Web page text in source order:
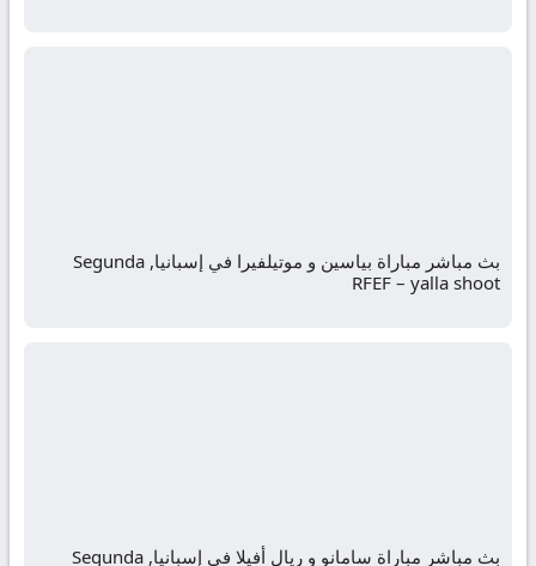
بث مباشر مباراة بياسين و موتيلفيرا في إسبانيا, Segunda
RFEF – yalla shoot
بث مباشر مباراة سامانو و ريال أفيلا في إسبانيا, Segunda